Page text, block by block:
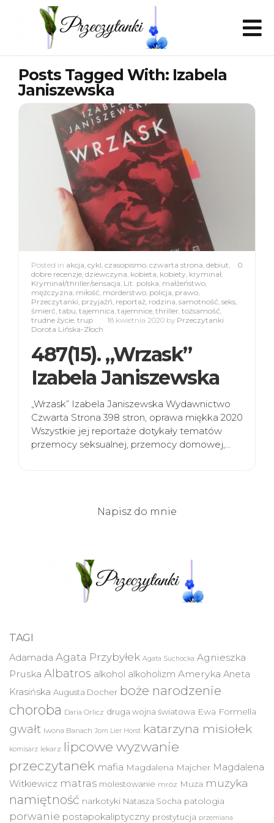
Posts Tagged With: Izabela
Janiszewska
0
Posted in akcja, cykl, czasopismo, czwarta strona, debiut,
dobre recenzje, dziewczyna, kobieta, kobiety, kryminał,
Kryminał/thriller/sensacja, Lit. polska, małżeństwo,
mężczyzna, miłość, morderstwo, policja, prawo,
Przeczytanki, przyjaźń, reportaż, rodzina, samotność, seks,
śmierć, tabu, tajemnica, tajemnice, thriller, tożsamość,
trudne życie, trup 18 kwietnia 2020 by Przeczytanki
Dorota Lińska-Złoch
487(15). „Wrzask”
Izabela Janiszewska
„Wrzask” Izabela Janiszewska Wydawnictwo
Czwarta Strona 398 stron, oprawa miękka 2020
Wszystkie jej reportaże dotykały tematów
przemocy seksualnej, przemocy domowej,…
Napisz do mnie
TAGI
Adamada Agata Przybyłek Agata Suchocka Agnieszka
Pruska Albatros alkohol alkoholizm Ameryka Aneta
Krasińska Augusta Docher boże narodzenie
choroba Daria Orlicz druga wojna światowa Ewa Formella
gwałt Iwona Banach Jorn Lier Horst katarzyna misiołek
komisarz lekarz lipcowe wyzwanie
przeczytanek mafia Magdalena Majcher Magdalena
Witkiewicz matras molestowanie mróz Muza muzyka
namiętność narkotyki Natasza Socha patologia
porwanie postapokaliptyczny prostytucja przemiana